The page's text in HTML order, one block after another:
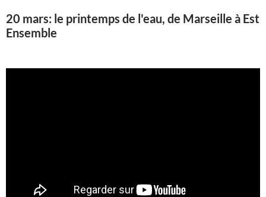
20 mars: le printemps de l'eau, de Marseille à Est
Ensemble